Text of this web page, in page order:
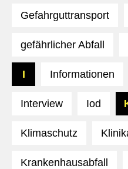
Gefahrguttransport
gefährlicher Abfall
I Informationen
Interview Iod
Klimaschutz
Krankenhausabfall